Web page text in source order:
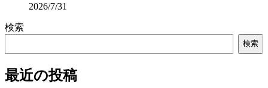
2026/7/31
検索
検索
最近の投稿